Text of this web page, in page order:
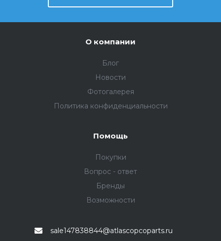
О компании
Блог
Новости
Фотогалерея
Политика конфиденциальности
Помощь
Покупки
Вопрос - ответ
Бренды
Возможности
sale147838844@atlascopcoparts.ru